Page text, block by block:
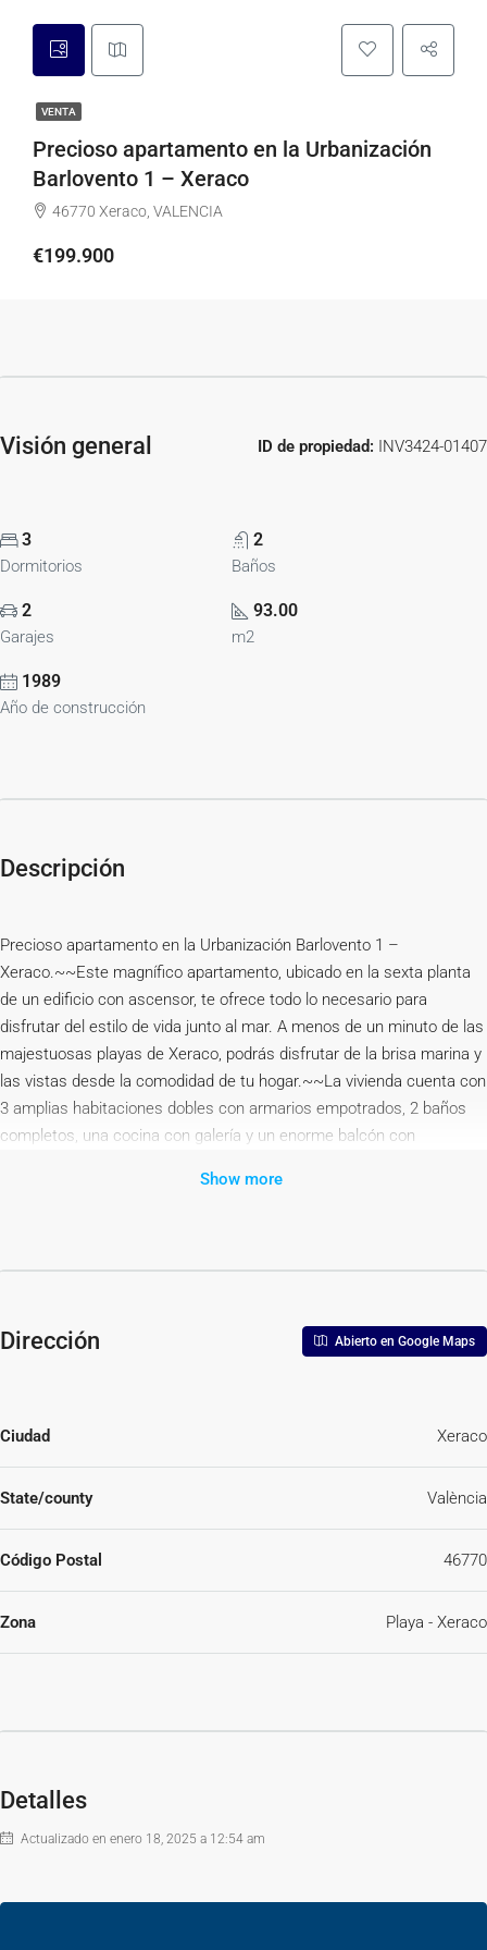
VENTA
Precioso apartamento en la Urbanización
Barlovento 1 – Xeraco
46770 Xeraco, VALENCIA
€199.900
Visión general ID de propiedad: INV3424-01407
3
Dormitorios
2
Baños
2
Garajes
93.00
m2
1989
Año de construcción
Descripción
Precioso apartamento en la Urbanización Barlovento 1 –
Xeraco.~~Este magnífico apartamento, ubicado en la sexta planta
de un edificio con ascensor, te ofrece todo lo necesario para
disfrutar del estilo de vida junto al mar. A menos de un minuto de las
majestuosas playas de Xeraco, podrás disfrutar de la brisa marina y
las vistas desde la comodidad de tu hogar.~~La vivienda cuenta con
3 amplias habitaciones dobles con armarios empotrados, 2 baños
completos, una cocina con galería y un enorme balcón con
comenzar cada mañana viendo el amanecer desde tu terraza
un ambiente de relajación. La propiedad también incluye una plaza
combine comodidad, vistas espectaculares y proximidad al mar,
¡esta es tu oportunidad!~~Contacta para más información y ven a
pudiendo ser modificados por la inmobiliaria comercializadora sin
que ello implique responsabilidad alguna frente a terceros.~~En el
precio de venta a público, esta propiedad NO incluye los gastos de
Show more
Dirección Abierto en Google Maps
Ciudad Xeraco
State/county València
Código Postal 46770
Zona Playa - Xeraco
Detalles
Actualizado en enero 18, 2025 a 12:54 am